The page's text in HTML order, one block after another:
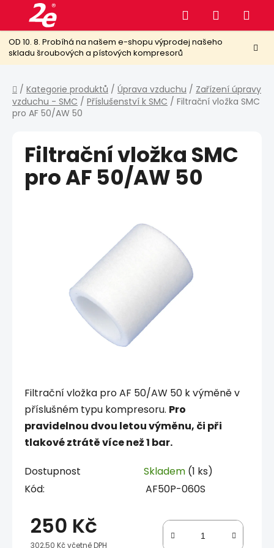
obsah
OD 10. 8. Probíhá na našem e-shopu výprodej našeho
skladu šroubových a pístových kompresorů
Hledat NÁKUPNÍ
KOŠÍK
Domů
/ Kategorie produktů / Úprava vzduchu / Zařízení úpravy
vzduchu - SMC / Příslušenství k SMC / Filtrační vložka SMC
pro AF 50/AW 50
Filtrační vložka pro AF 50/AW 50 k výměně v
příslušném typu kompresoru. Pro
pravidelnou dvou letou výměnu, či při
tlakové ztrátě více než 1 bar.
Dostupnost Skladem (1 ks)
Kód:
AF50P-060S
250 Kč
302,50 Kč včetně DPH
Filtrační vložka SMC
pro AF 50/AW 50